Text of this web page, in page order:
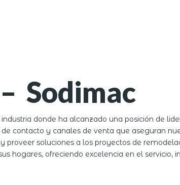
Sodimac
donde ha alcanzado una posición de
contacto y canales de venta que aseguran
proveer soluciones a los proyectos de
hogares, ofreciendo excelencia en el